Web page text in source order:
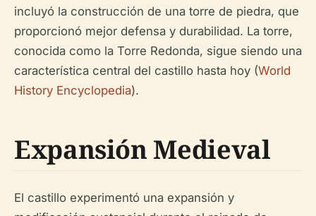
incluyó la construcción de una torre de piedra, que
proporcionó mejor defensa y durabilidad. La torre,
conocida como la Torre Redonda, sigue siendo una
característica central del castillo hasta hoy (World
History Encyclopedia).
Expansión Medieval
El castillo experimentó una expansión y